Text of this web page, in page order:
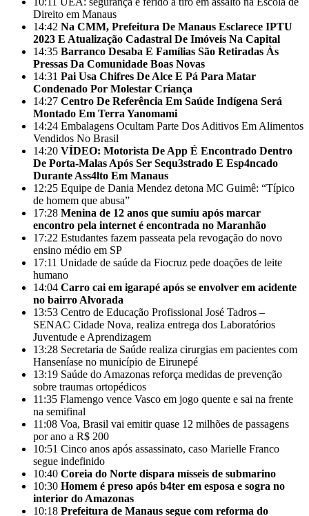
Direito em Manaus
14:42 Na CMM, Prefeitura De Manaus Esclarece IPTU
2023 E Atualização Cadastral De Imóveis Na Capital
14:35 Barranco Desaba E Famílias São Retiradas Às
Pressas Da Comunidade Boas Novas
14:31 Pai Usa Chifres De Alce E Pá Para Matar
Condenado Por Molestar Criança
14:27 Centro De Referência Em Saúde Indígena Será
Montado Em Terra Yanomami
14:24 Embalagens Ocultam Parte Dos Aditivos Em Alimentos
Vendidos No Brasil
14:20 VÍDEO: Motorista De App É Encontrado Dentro
De Porta-Malas Após Ser Sequ3strado E Esp4ncado
Durante Ass4lto Em Manaus
12:25 Equipe de Dania Mendez detona MC Guimê: “Típico
de homem que abusa”
17:28 Menina de 12 anos que sumiu após marcar
encontro pela internet é encontrada no Maranhão
17:22 Estudantes fazem passeata pela revogação do novo
ensino médio em SP
17:11 Unidade de saúde da Fiocruz pede doações de leite
humano
14:04 Carro cai em igarapé após se envolver em acidente
no bairro Alvorada
13:53 Centro de Educação Profissional José Tadros –
SENAC Cidade Nova, realiza entrega dos Laboratórios
Juventude e Aprendizagem
13:28 Secretaria de Saúde realiza cirurgias em pacientes com
Hanseníase no município de Eirunepé
13:19 Saúde do Amazonas reforça medidas de prevenção
sobre traumas ortopédicos
11:35 Flamengo vence Vasco em jogo quente e sai na frente
na semifinal
11:08 Voa, Brasil vai emitir quase 12 milhões de passagens
por ano a R$ 200
10:51 Cinco anos após assassinato, caso Marielle Franco
segue indefinido
10:40 Coreia do Norte dispara mísseis de submarino
10:30 Homem é preso após b4ter em esposa e sogra no
interior do Amazonas
10:18 Prefeitura de Manaus segue com reforma do